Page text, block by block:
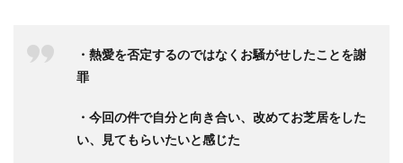
・熱愛を否定するのではなくお騒がせしたことを謝
罪
・今回の件で自分と向き合い、改めてお芝居をした
い、見てもらいたいと感じた